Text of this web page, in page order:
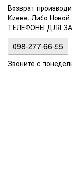
Возврат
Киеве. Либо Новой
ТЕЛЕФОНЫ ДЛЯ
098-277-66-55
Звоните с